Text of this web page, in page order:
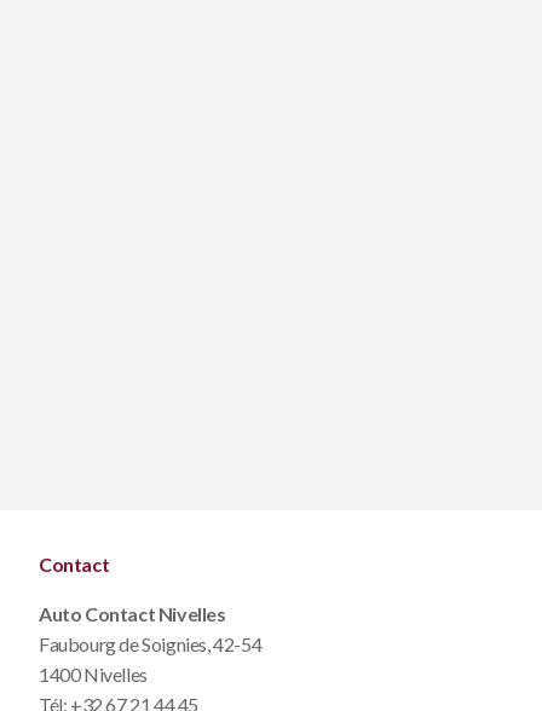
Contact
Auto Contact Nivelles
Faubourg de Soignies, 42-54
1400 Nivelles
Tél: +32 67 21 44 45